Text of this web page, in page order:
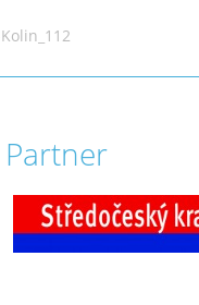
Partner